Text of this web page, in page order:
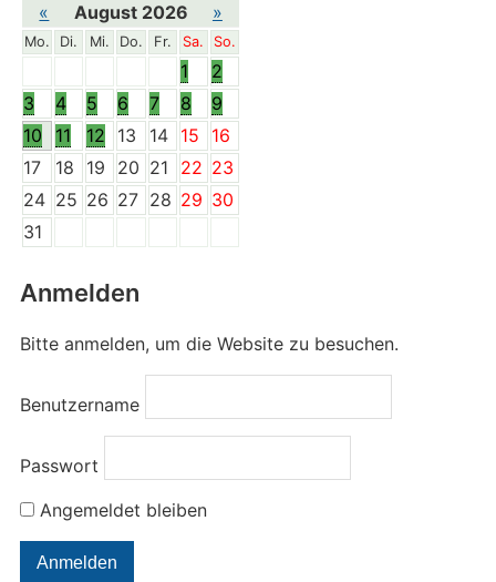
« August 2026 »
Mo. Di. Mi. Do. Fr. Sa. So.
1
2
3
4 5 6 7 8
9
10
11 12 13 14 15
16
17
18 19 20 21 22 23
24 25 26 27 28 29 30
31
Anmelden
Bitte anmelden, um die Website zu besuchen.
Benutzername
Passwort
Angemeldet bleiben